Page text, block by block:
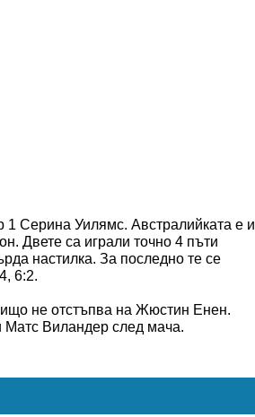
1 Серина Уилямс. Австралийката е и
Двете са играли точно 4 пъти
настилка. За последно те се
6:2.
не отстъпва на Жюстин Енен.
Матс Виландер след мача.